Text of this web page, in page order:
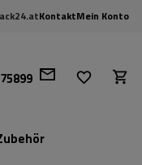
KontaktMein Konto